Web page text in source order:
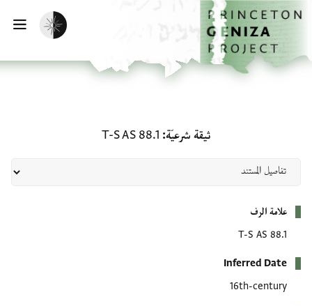
إلى المحتوى الرئيسي
الرئيسية
تفعيل الوضع المظلم
ثيقة شرعيّة T-S AS 88.1
علامة الرف
T-S AS 88.1
Inferred Date
16th-century